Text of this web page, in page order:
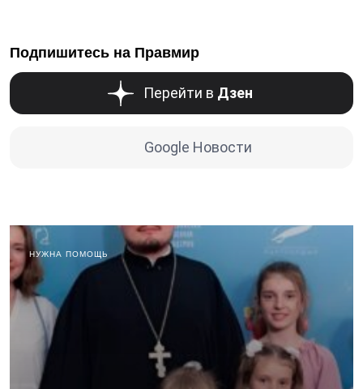
Подпишитесь на Правмир
Перейти в Дзен
Google Новости
НУЖНА ПОМОЩЬ